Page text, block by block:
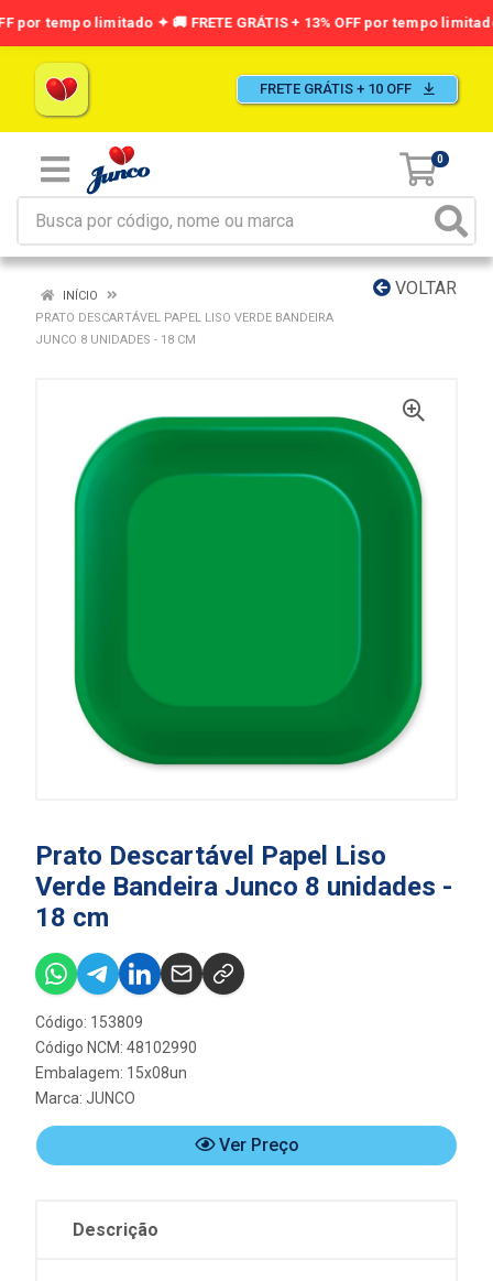
FRETE GRÁTIS + 10 OFF
0
VOLTAR
INÍCIO
PRATO DESCARTÁVEL PAPEL LISO VERDE BANDEIRA
JUNCO 8 UNIDADES - 18 CM
Prato Descartável Papel Liso
Verde Bandeira Junco 8 unidades -
18 cm
Código: 153809
Código NCM: 48102990
Embalagem: 15x08un
Marca: JUNCO
Ver Preço
Descrição